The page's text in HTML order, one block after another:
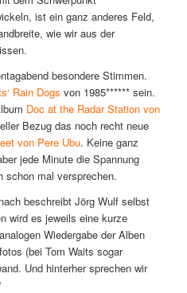
ist ein ganz anderes Feld,
wie wir aus der
besondere Stimmen.
Rain Dogs von 1985****** sein.
Doc at the Radar Station von
Bezug das noch recht neue
von Pere Ubu. Keine ganz
jede Minute die Spannung
schon mal versprechen.
beschreibt Jörg Wulf selbst
wird es jeweils eine kurze
Wiedergabe der Alben
(bei Tom Waits sogar
Und hinterher sprechen wir